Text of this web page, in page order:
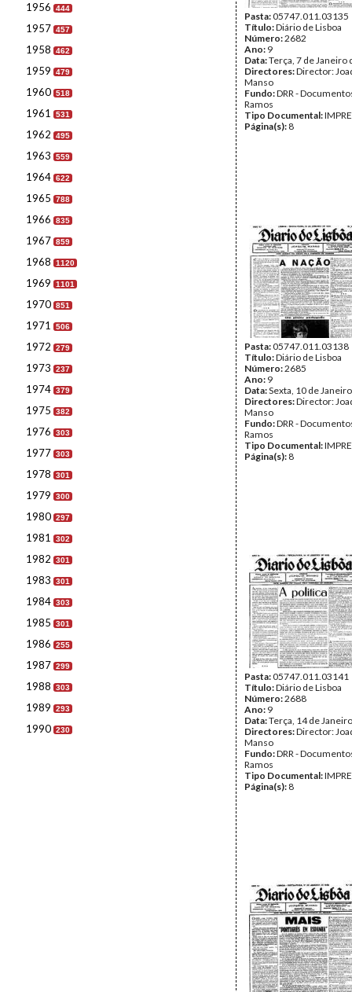
1956 444
1957 457
1958 462
1959 479
1960 518
1961 531
1962 495
1963 559
1964 622
1965 788
1966 835
1967 859
1968 1120
1969 1101
1970 851
1971 506
1972 279
1973 237
1974 379
1975 382
1976 303
1977 303
1978 301
1979 300
1980 297
1981 302
1982 301
1983 301
1984 303
1985 301
1986 255
1987 299
1988 303
1989 293
1990 230
Pasta:05747.011.03135
Título:Diário de Lisboa
Número:2682
Ano: 9
Data:Terça, 7 de Janeiro
Directores:Director:
Manso
Fundo:DRR -
Ramos
Tipo Documental:
Página(s): 8
Pasta:05747.011.03138
Título:Diário de Lisboa
Número:2685
Ano: 9
Data:Sexta, 10 de
Directores:Director:
Manso
Fundo:DRR -
Ramos
Tipo Documental:
Página(s): 8
Pasta:05747.011.03141
Título:Diário de Lisboa
Número:2688
Ano: 9
Data:Terça, 14 de
Directores:Director:
Manso
Fundo:DRR -
Ramos
Tipo Documental:
Página(s): 8